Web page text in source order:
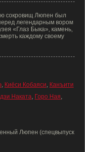
сокровищ Люпен был
легендарным вором
«Глаз Быка», камень,
каждому своему
, Киёси Кобаяси, Канъити
Наката, Горо Ная,
Люпен (спецвыпуск